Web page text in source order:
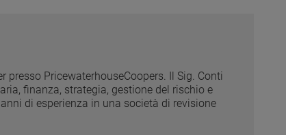
presso PricewaterhouseCoopers. Il Sig. Conti
finanza, strategia, gestione del rischio e
di esperienza in una società di revisione